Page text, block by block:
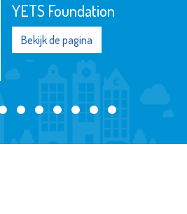
Energiehulp Schiedam
Bekijk de pagina